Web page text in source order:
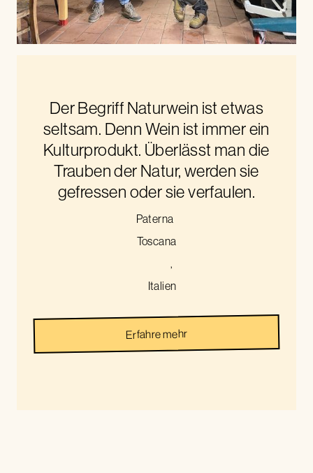
Der Begriff Naturwein ist etwas
seltsam. Denn Wein ist immer ein
Kulturprodukt. Überlässt man die
Trauben der Natur, werden sie
gefressen oder sie verfaulen.
Paterna
Toscana
,
Italien
Erfahre mehr